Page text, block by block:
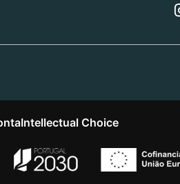
Intellectual Choice